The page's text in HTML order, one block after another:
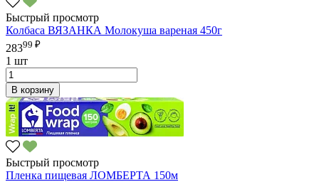
Быстрый просмотр
Колбаса ВЯЗАНКА Молокуша вареная 450г
28399 ₽
1 шт
В корзину
Быстрый просмотр
Пленка пищевая ЛОМБЕРТА 150м